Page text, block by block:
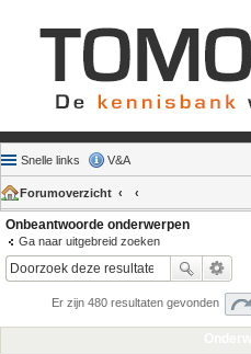
Snelle links V&A
Forumoverzicht
Onbeantwoorde onderwerpen
Ga naar uitgebreid zoeken
Er zijn 480 resultaten gevonden